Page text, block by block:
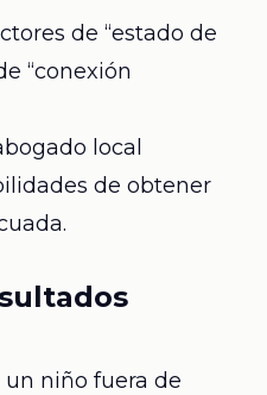
de “estado de
“conexión
local
de obtener
niño fuera de